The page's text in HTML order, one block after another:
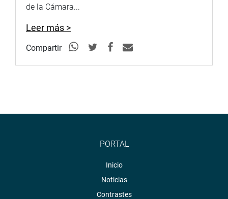
de la Cámara...
Leer más >
Compartir
PORTAL
Inicio
Noticias
Contrastes